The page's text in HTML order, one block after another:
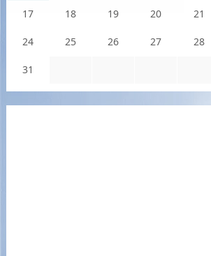
17 18 19 20 21
24 25 26 27 28
31